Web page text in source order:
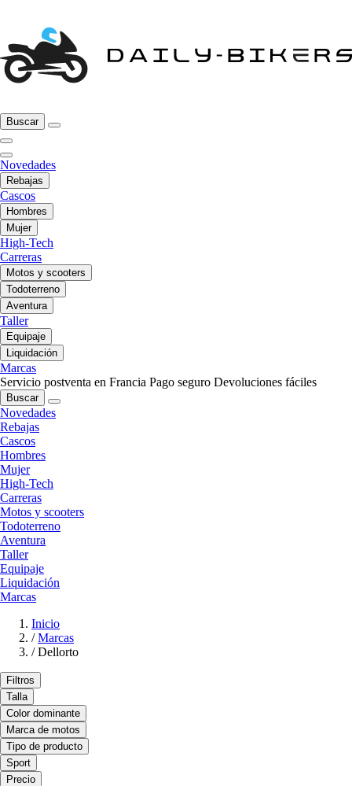
Buscar
Novedades
Rebajas
Cascos
Hombres
Mujer
High-Tech
Carreras
Motos y scooters
Todoterreno
Aventura
Taller
Equipaje
Liquidación
Marcas
Servicio postventa en Francia Pago seguro Devoluciones fáciles
Buscar
Novedades
Rebajas
Cascos
Hombres
Mujer
High-Tech
Carreras
Motos y scooters
Todoterreno
Aventura
Taller
Equipaje
Liquidación
Marcas
Inicio
/ Marcas
/ Dellorto
Filtros
Talla
Color dominante
Marca de motos
Tipo de producto
Sport
Precio